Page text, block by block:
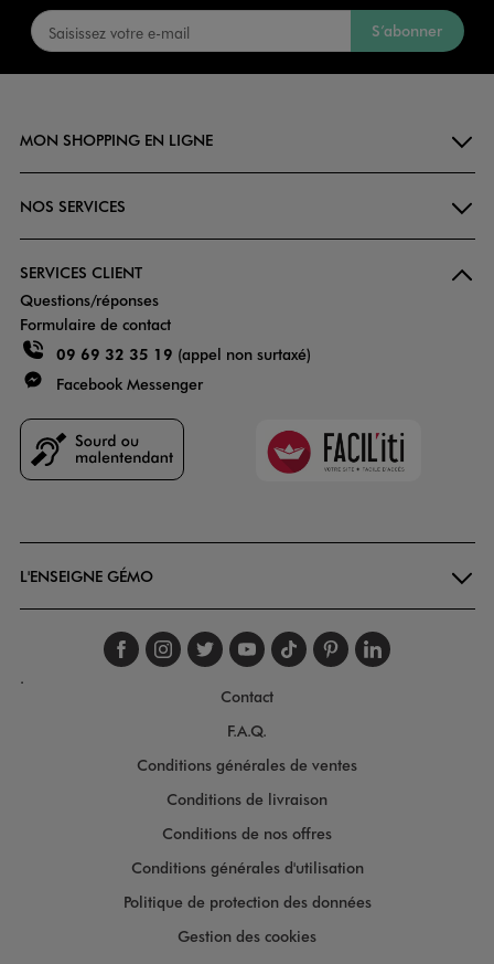
S’abonner
MON SHOPPING EN LIGNE
NOS SERVICES
SERVICES CLIENT
Questions/réponses
Formulaire de contact
09 69 32 35 19 (appel non surtaxé)
Facebook Messenger
Faciliti
L'ENSEIGNE GÉMO
Suivez-nous sur
Suivez-nous sur
Suivez-nous sur
Suivez-nous
Suivez-nous
Suivez-
.
Contact
F.A.Q.
Conditions générales de ventes
Conditions de livraison
Conditions de nos offres
Conditions générales d'utilisation
Politique de protection des données
Gestion des cookies